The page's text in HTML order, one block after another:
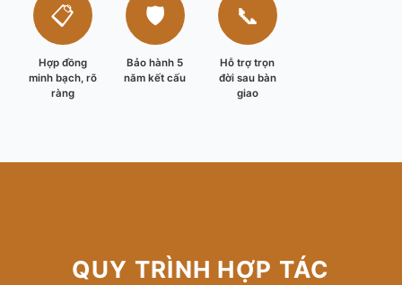
📋
Hợp đồng
minh bạch, rõ
ràng
🛡️
Bảo hành 5
năm kết cấu
📞
Hỗ trợ trọn
đời sau bàn
giao
QUY TRÌNH HỢP TÁC